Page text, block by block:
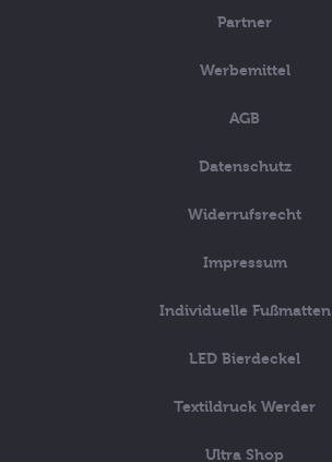
Partner
Werbemittel
AGB
Datenschutz
Widerrufsrecht
Impressum
Individuelle Fußmatten
LED Bierdeckel
Textildruck Werder
Ultra Shop